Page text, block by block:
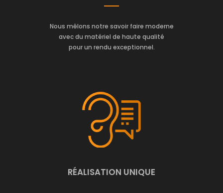
Nous mêlons notre savoir faire moderne
avec du matériel de haute qualité
pour un rendu exceptionnel.
RÉALISATION UNIQUE